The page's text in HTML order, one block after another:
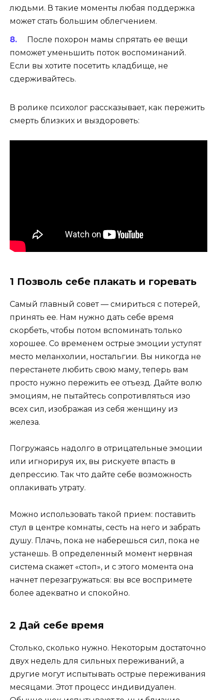
людьми. В такие моменты любая поддержка
может стать большим облегчением.
После похорон мамы спрятать ее вещи
поможет уменьшить поток воспоминаний.
Если вы хотите посетить кладбище, не
сдерживайтесь.
В ролике психолог рассказывает, как пережить
смерть близких и выздороветь:
1 Позволь себе плакать и горевать
Самый главный совет — смириться с потерей,
принять ее. Нам нужно дать себе время
скорбеть, чтобы потом вспоминать только
хорошее. Со временем острые эмоции уступят
место меланхолии, ностальгии. Вы никогда не
перестанете любить свою маму, теперь вам
просто нужно пережить ее отъезд. Дайте волю
эмоциям, не пытайтесь сопротивляться изо
всех сил, изображая из себя женщину из
железа.
Погружаясь надолго в отрицательные эмоции
или игнорируя их, вы рискуете впасть в
депрессию. Так что дайте себе возможность
оплакивать утрату.
Можно использовать такой прием: поставить
стул в центре комнаты, сесть на него и забрать
душу. Плачь, пока не наберешься сил, пока не
устанешь. В определенный момент нервная
система скажет «стоп», и с этого момента она
начнет перезагружаться: вы все воспримете
более адекватно и спокойно.
2 Дай себе время
Столько, сколько нужно. Некоторым достаточно
двух недель для сильных переживаний, а
другие могут испытывать острые переживания
месяцами. Этот процесс индивидуален.